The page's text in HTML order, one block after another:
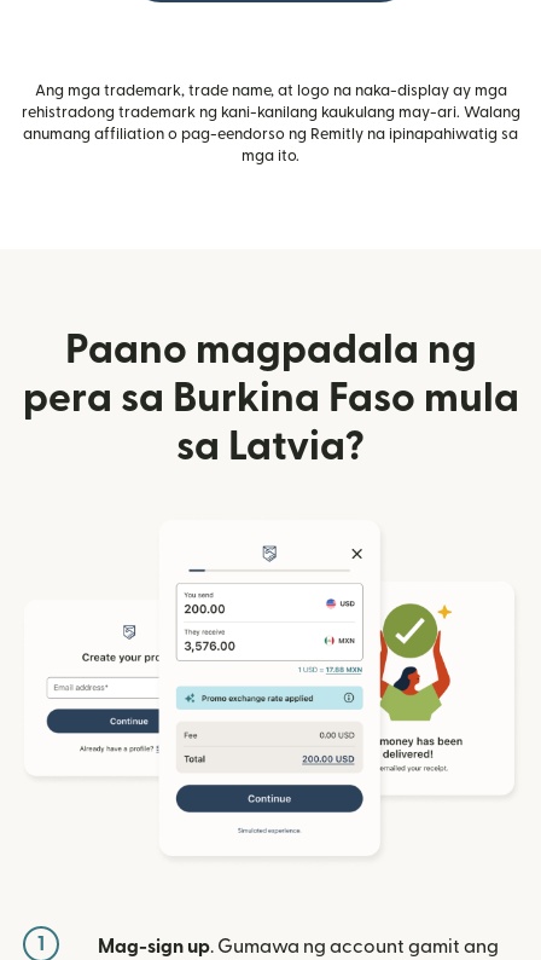
Ang mga trademark, trade name, at logo na naka-display ay mga
rehistradong trademark ng kani-kanilang kaukulang may-ari. Walang
anumang affiliation o pag-eendorso ng Remitly na ipinapahiwatig sa
mga ito.
Paano magpadala ng
pera sa Burkina Faso mula
sa Latvia?
1 Mag-sign up. Gumawa ng account gamit ang